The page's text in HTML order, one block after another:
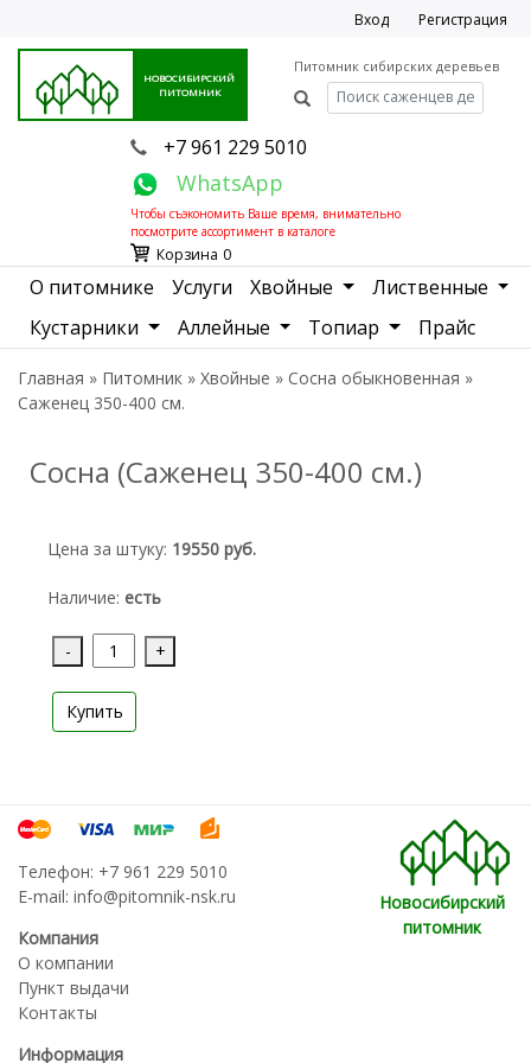
Вход Регистрация
НОВОСИБИРСКИЙ
ПИТОМНИК
Питомник сибирских деревьев
+7 961 229 5010
WhatsApp
Чтобы съэкономить Ваше время, внимательно
посмотрите ассортимент в каталоге
Корзина 0
О питомнике Услуги Хвойные
Лиственные
Кустарники
Аллейные Топиар Прайс
Главная » Питомник » Хвойные » Сосна обыкновенная »
Саженец 350-400 см.
Сосна (Саженец 350-400 см.)
Цена за штуку: 19550 руб.
Наличие: есть
- +
Купить
Телефон: +7 961 229 5010
E-mail: info@pitomnik-nsk.ru
Компания
О компании
Пункт выдачи
Контакты
Информация
Новосибирский
питомник